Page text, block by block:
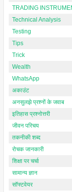
TRADING
Technical Analysis
Testing
Tips
Trick
Wealth
WhatsApp
अकाउंट
अनसुलझे प्रश्नों के जवाब
इतिहास प्रश्नोत्तरी
जीवन परिचय
तकनीकी शब्द
रोचक जानकारी
शिक्षा पर चर्चा
सामान्य ज्ञान
सॉफ्टवेयर